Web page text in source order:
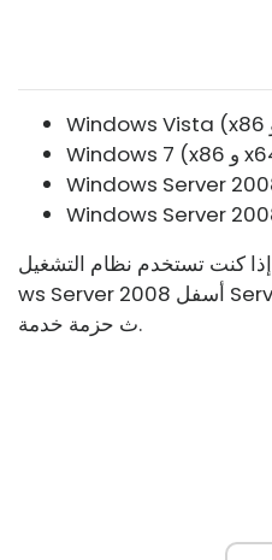
إذا كنت تستخدم نظام التشغيل Windows Vista أو Windo
ws Server 2008 أسفل Service Pack 2 ، فقم بتثبيت أحد
ث حزمة خدمة.